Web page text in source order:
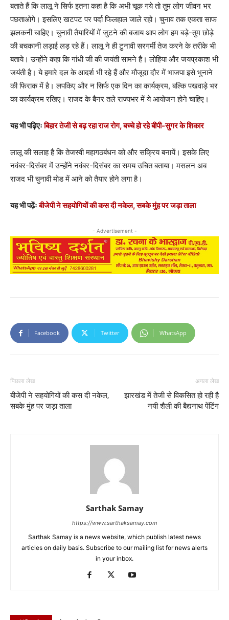
बताते हैं कि लालू ने सिर्फ इतना कहा है कि अभी चूक गये तो तुम लोग जीवन भर
पछताओगे। इसलिए खटपट पर पर्दा फिलहाल जाले रहो। चुनाव तक एकता साफ
झलकनी चाहिए। चुनावी तैयारियों में जुटने की बजाय आप लोग हम बड़े-तुम छोड़े
की बचकानी लड़ाई लड़ रहे हैं। लालू ने ही टुनावी सरगर्मी तेज करने के तरीके भी
बताये। उन्होंने कहा कि गांधी जी की जयंती सामने है। लोहिया और जयप्रकाश भी
जयंती है। ये हमारे दल के आदर्श भी रहे हैं और मौजूदा दौर में भाजपा इसे भुनाने
की फिराक में है। लपकिए और न सिर्फ एक दिन का कार्यक्रम, बल्कि पखवाड़े भर
का कार्यक्रम रखिए। राजद के बैनर तले राज्यभर में ये आयोजन होने चाहिए।
यह भी पढ़िएःबिहार तेजी से बढ़ रहा राज रोग, बच्चे हो रहे बीपी-सुगर के शिकार
लालू की सलाह है कि तेजस्वी महागठबंधन को और सक्रिय बनायें। इसके लिए
नवंबर-दिसंबर में उन्होंने नवंबर-दिसंबर का समय उचित बताया। मसलन अब
राजद भी चुनावी मोड में आने को तैयार होने लगा है।
यह भी पढ़ेंःबीजेपी ने सहयोगियों की कस दी नकेल, सबके मुंह पर जड़ा ताला
- Advertisement -
Facebook Twitter WhatsApp
पिछला लेख
बीजेपी ने सहयोगियों की कस दी नकेल,
सबके मुंह पर जड़ा ताला
अगला लेख
झारखंड में तेजी से विकसित हो रही है
नयी शैली की बैद्यनाथ पेंटिंग
Sarthak Samay
https://www.sarthaksamay.com
Sarthak Samay is a news website, which publish latest news
articles on daily basis. Subscribe to our mailing list for news alerts
in your inbox.